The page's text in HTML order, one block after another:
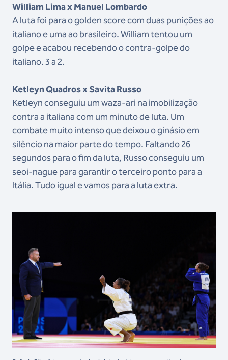
William Lima x Manuel Lombardo
A luta foi para o golden score com duas punições ao
italiano e uma ao brasileiro. William tentou um
golpe e acabou recebendo o contra-golpe do
italiano. 3 a 2.
Ketleyn Quadros x Savita Russo
Ketleyn conseguiu um waza-ari na imobilização
contra a italiana com um minuto de luta. Um
combate muito intenso que deixou o ginásio em
silêncio na maior parte do tempo. Faltando 26
segundos para o fim da luta, Russo conseguiu um
seoi-nague para garantir o terceiro ponto para a
Itália. Tudo igual e vamos para a luta extra.